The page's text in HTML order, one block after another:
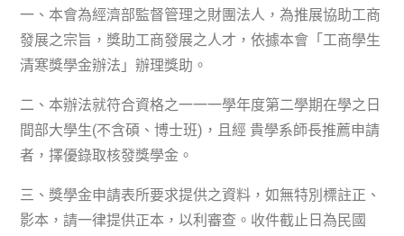
一、本會為經濟部監督管理之財團法人，為推展協助工商
發展之宗旨，獎助工商發展之人才，依據本會「工商學生
清寒獎學金辦法」辦理獎助。
二、本辦法就符合資格之一一一學年度第二學期在學之日
間部大學生(不含碩、博士班)，且經 貴學系師長推薦申請
者，擇優錄取核發獎學金。
三、獎學金申請表所要求提供之資料，如無特別標註正、
影本，請一律提供正本，以利審查。收件截止日為民國